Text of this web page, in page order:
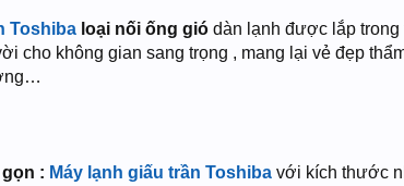
Toshiba loại nối ống gió dàn lạnh được lắp
cho không gian sang trọng , mang lại vẻ đẹp
: Máy lạnh giấu trần Toshiba với kích thước